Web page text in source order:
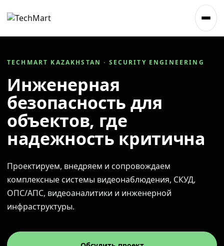
TECHMART KAZAKHSTAN · SECURITY ENGINEERING
Инженерная
безопасность для
объектов, где
надежность критична
Проектируем, внедряем и сопровождаем
комплексные системы видеонаблюдения, СКУД,
ОПС/АПС, видеоаналитики и инженерной
инфраструктуры.